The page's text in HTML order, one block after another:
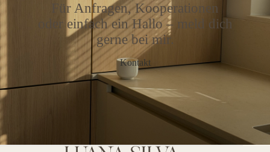
Für Anfragen, Kooperationen
oder einfach ein Hallo – meld dich
gerne bei mir.
Kontakt